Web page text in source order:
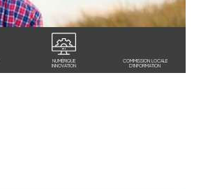
NUMÉRIQUE
INNOVATION
COMMISSION LOCALE
D'INFORMATION